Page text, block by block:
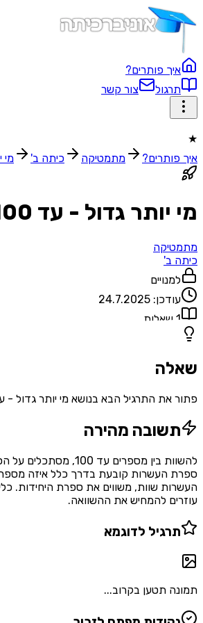
איך פותרים?
תרגול
צור קשר
★
איך פותרים?
מתמטיקה כיתה ב' מי
מי יותר גדול - עד 100
מתמטיקה
כיתה ב'
למנויים
עודכן: 24.7.2025
1 שאלות
שאלה
פתור את התרגיל הבא בנושא מי יותר גדול - עד
תשובה מהירה
להשוות בין מספרים עד
ספרת העשרות קובעת בדרך כלל איזה מספר
העשרות שוות, משווים את ספרת היחידות.
עוזרים להמחיש את ההשוואה.
תרגיל לדוגמא
תמונה תטען בקרוב...